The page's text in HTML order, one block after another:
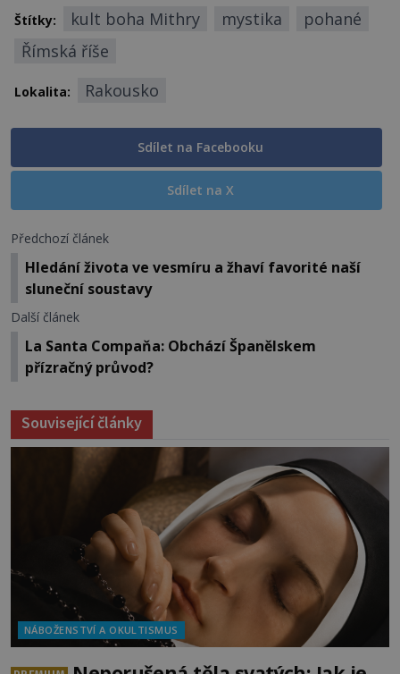
Štítky: kult boha Mithry mystika
pohané
Římská říše
Lokalita: Rakousko
Sdílet na Facebooku
Sdílet na X
Předchozí článek
Hledání života ve vesmíru a žhaví favorité naší
sluneční soustavy
Další článek
La Santa Compaňa: Obchází Španělskem
přízračný průvod?
Související články
NÁBOŽENSTVÍ A OKULTISMUS